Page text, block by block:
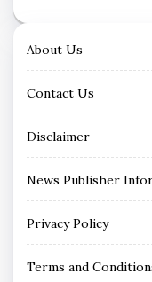
About Us
Contact Us
Disclaimer
News Publisher
Privacy Policy
Terms and